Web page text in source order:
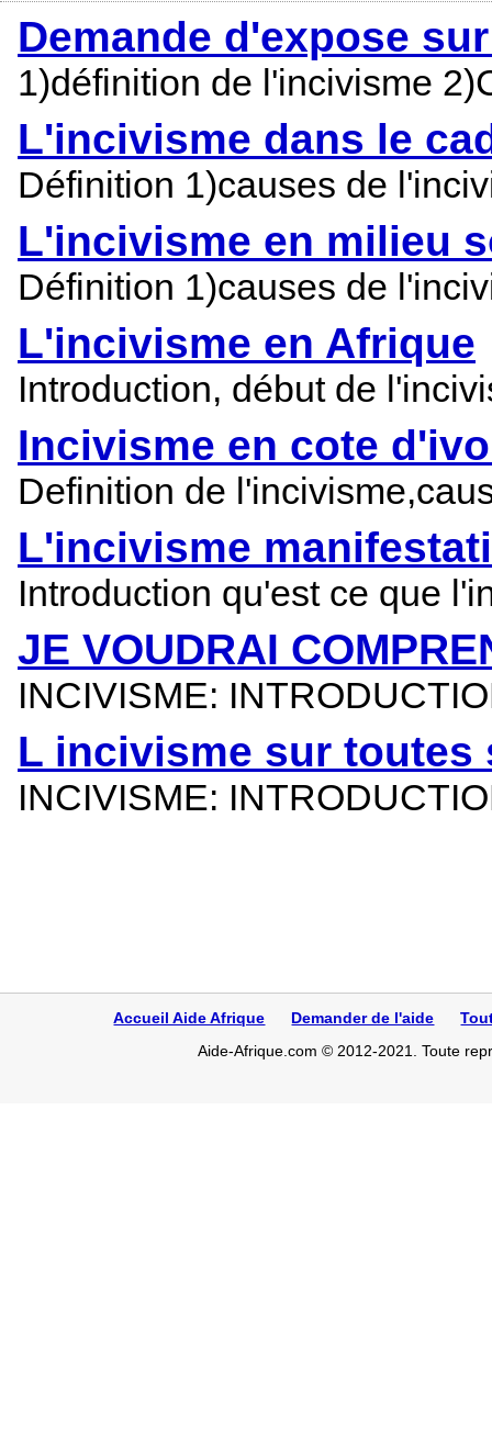
Demande d'expose
1)définition de l'incivisme
L'incivisme dans le
Définition 1)causes de
L'incivisme en milieu
Définition 1)causes de
L'incivisme en Afrique
Introduction, début de
Incivisme en cote
Definition de
L'incivisme
Introduction qu'est ce que
JE VOUDRAI
INCIVISME:
L incivisme sur toutes
INCIVISME:
Accueil Aide Afrique Demander de l'aide
Aide-Afrique.com © 2012-2021. Toute